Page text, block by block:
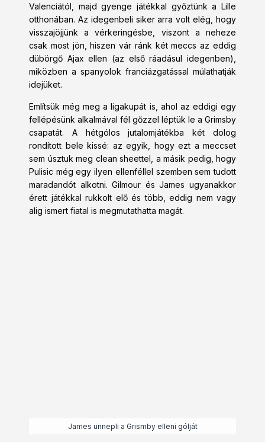
Valenciától, majd gyenge játékkal győztünk a Lille
otthonában. Az idegenbeli siker arra volt elég, hogy
visszajöjjünk a vérkeringésbe, viszont a neheze
csak most jön, hiszen vár ránk két meccs az eddig
dübörgő Ajax ellen (az első ráadásul idegenben),
miközben a spanyolok franciázgatással múlathatják
idejüket.
Említsük még meg a ligakupát is, ahol az eddigi egy
fellépésünk alkalmával fél gőzzel léptük le a Grimsby
csapatát. A hétgólos jutalomjátékba két dolog
rondított bele kissé: az egyik, hogy ezt a meccset
sem úsztuk meg clean sheettel, a másik pedig, hogy
Pulisic még egy ilyen ellenféllel szemben sem tudott
maradandót alkotni. Gilmour és James ugyanakkor
érett játékkal rukkolt elő és több, eddig nem vagy
alig ismert fiatal is megmutathatta magát.
James ünnepli a Grismby elleni gólját